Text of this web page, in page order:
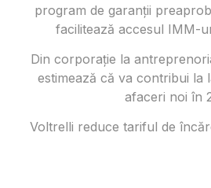
program de garanții
facilitează accesul IMM-
Din corporație la
estimează că va contribui la
afaceri noi în
Voltrelli reduce tariful de